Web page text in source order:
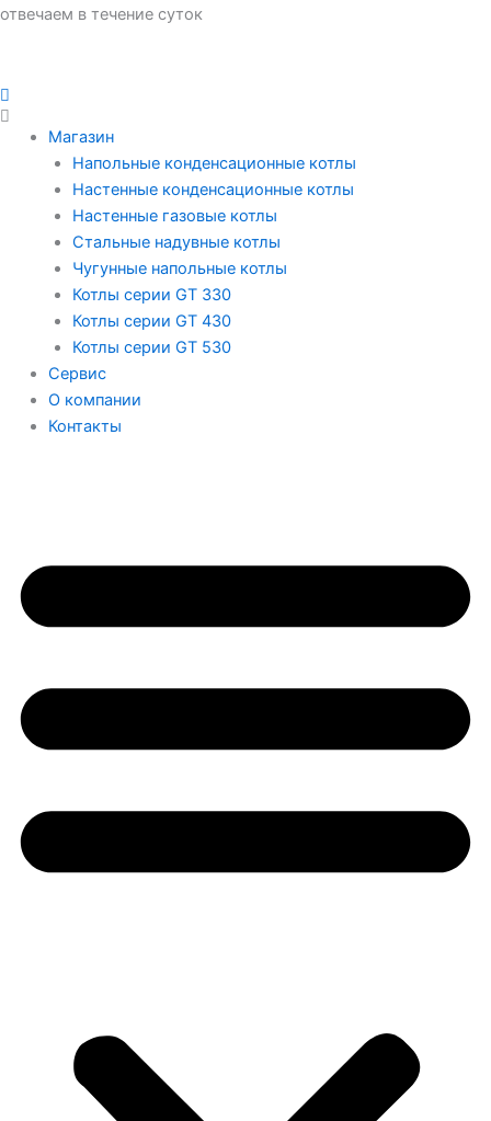
отвечаем в течение суток
Магазин
Напольные конденсационные котлы
Настенные конденсационные котлы
Настенные газовые котлы
Стальные надувные котлы
Чугунные напольные котлы
Котлы серии GT 330
Котлы серии GT 430
Котлы серии GT 530
Сервис
О компании
Контакты